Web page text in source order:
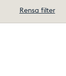
Rensa filter